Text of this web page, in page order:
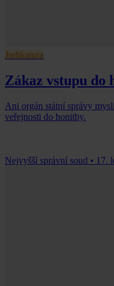
Judikatura
Zákaz vstupu do
Ani orgán státní správy
veřejnosti do honitby.
Nejvyšší správní soud • 17.